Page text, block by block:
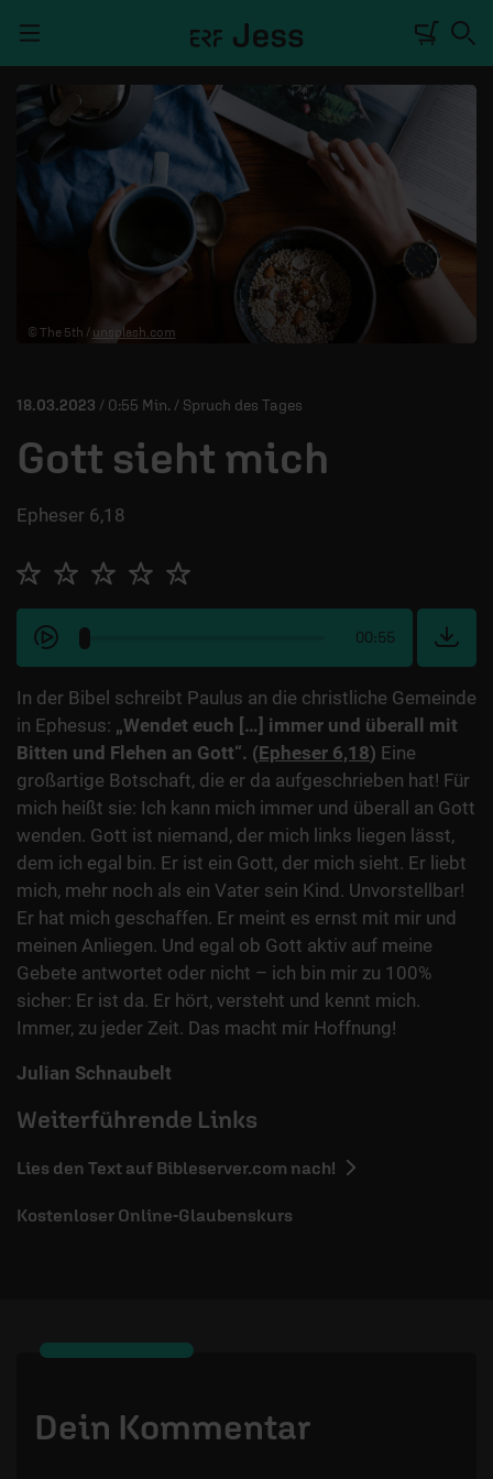
TALKWERK
REPORTAGE
MITMACHEN
ÜBER UNS
© The 5th / unsplash.com
18.03.2023 / 0:55 Min. / Spruch des Tages
Gott sieht mich
Epheser 6,18
00:55
In der Bibel schreibt Paulus an die christliche Gemeinde
in Ephesus: „Wendet euch […] immer und überall mit
Bitten und Flehen an Gott“. (Epheser 6,18) Eine
großartige Botschaft, die er da aufgeschrieben hat! Für
mich heißt sie: Ich kann mich immer und überall an Gott
wenden. Gott ist niemand, der mich links liegen lässt,
dem ich egal bin. Er ist ein Gott, der mich sieht. Er liebt
mich, mehr noch als ein Vater sein Kind. Unvorstellbar!
Er hat mich geschaffen. Er meint es ernst mit mir und
meinen Anliegen. Und egal ob Gott aktiv auf meine
Gebete antwortet oder nicht – ich bin mir zu 100%
sicher: Er ist da. Er hört, versteht und kennt mich.
Immer, zu jeder Zeit. Das macht mir Hoffnung!
Julian Schnaubelt
Weiterführende Links
Lies den Text auf Bibleserver.com nach!
Kostenloser Online-Glaubenskurs
Dein Kommentar